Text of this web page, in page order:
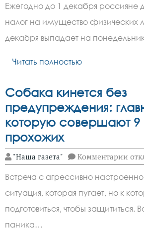
до
1
Ежегодно до 1 декабря россияне
налог на имущество физических
декабря выпадает на
Читать полностью
Собака кинется без
предупреждения:
которую совершают 9
прохожих
"Наша газета" Комментарии к
без
Встреча с агрессивно
ситуация, которая пугает, но к
подготовиться, чтобы защититься.
паника…